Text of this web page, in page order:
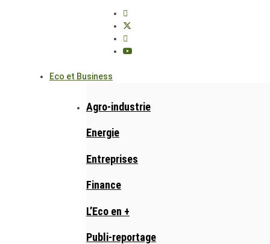
Eco et Business
Agro-industrie
Energie
Entreprises
Finance
L’Eco en +
Publi-reportage